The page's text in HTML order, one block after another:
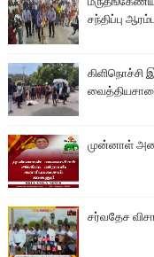
சந்திப்பு
கிளிநொச்சி
முன்னாள்
சர்வதேச